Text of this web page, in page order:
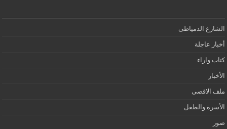
الشارع الدمياطى
أخبار عاجلة
كتاب واراء
الأخبار
ملف الاقصى
الأسرة والطفل
صور